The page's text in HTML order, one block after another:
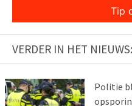
Tip
VERDER IN HET NIEUWS:
Politie